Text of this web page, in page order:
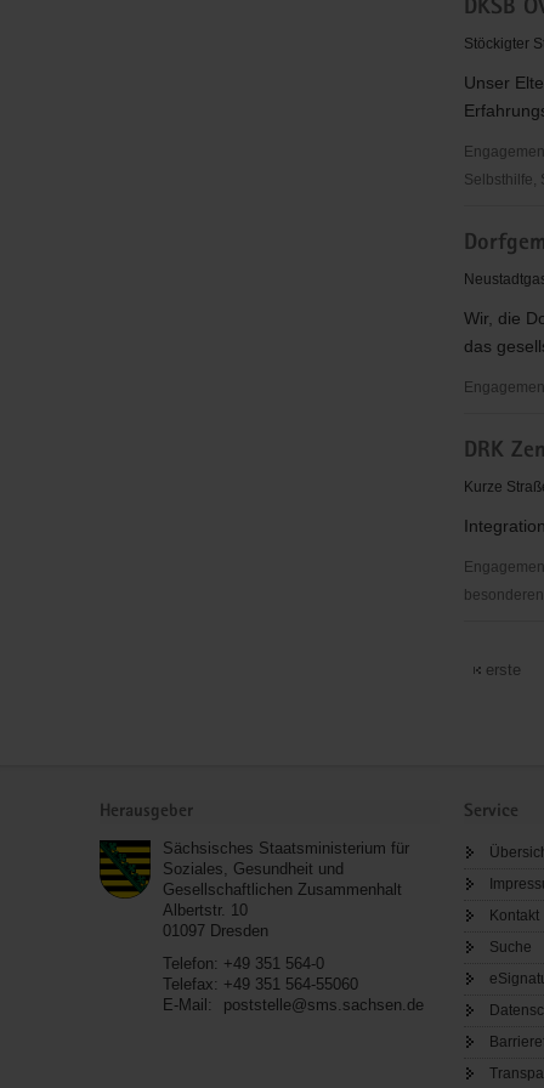
Werk-
e.V.
DKSB
Stöckigter
Unser
Selbsthilfe,
OV
Plauen
Wir, die
das
Oberlosa
e.V.
DRK
Kurze
Zentrum
erste
Herausgeber
Sächsisches Staatsministerium für
Soziales, Gesundheit und
Gesellschaftlichen Zusammenhalt
Albertstr. 10
01097 Dresden
Telefon: +49 351 564-0
Telefax: +49 351 564-55060
E-Mail:
poststelle@sms.sachsen.de
Service
Kontakt
Suche